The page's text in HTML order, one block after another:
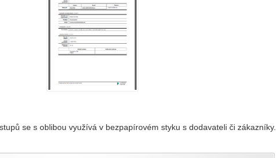
se s oblibou využívá v bezpapírovém styku s dodavateli či zákazníky.